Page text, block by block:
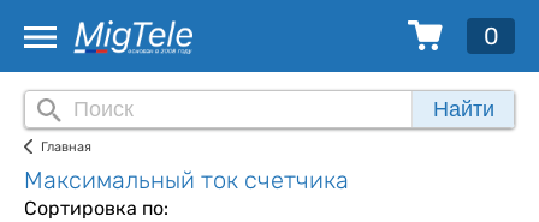
0
Найти
Главная
Максимальный ток счетчика
Сортировка по: